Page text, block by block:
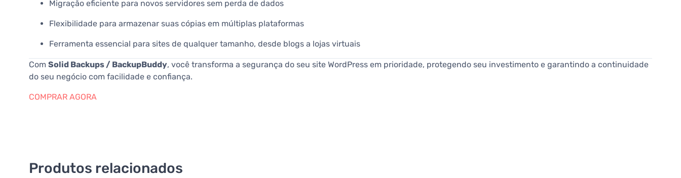
Migração eficiente para novos servidores sem perda de dados
Flexibilidade para armazenar suas cópias em múltiplas plataformas
Ferramenta essencial para sites de qualquer tamanho, desde blogs a lojas virtuais
Com Solid Backups / BackupBuddy, você transforma a segurança do seu site WordPress em prioridade, protegendo seu investimento e garantindo a continuidade
do seu negócio com facilidade e confiança.
COMPRAR AGORA
Produtos relacionados